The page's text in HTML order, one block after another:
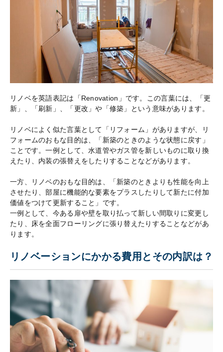
リノベを英語表記は「Renovation」です。この言葉には、「更
新」、「刷新」、「更改」や「修築」という意味があります。
リノベによく似た言葉として「リフォーム」がありますが、リ
フォームのおもな目的は、「新築のときのような状態に戻す」
ことです。一例として、水道管やガス管を新しいものに取り換
えたり、内装の張替えをしたりすることなどがあります。
一方、リノベのおもな目的は、「新築のときよりも性能を向上
させたり、部屋に機能的な要素をプラスしたりして新たに付加
価値をつけて更新すること」です。
一例として、今ある扉や壁を取り払って新しい間取りに変更し
たり、床を全面フローリングに張り替えたりすることなどがあ
ります。
リノベーションにかかる費用とその内訳は？